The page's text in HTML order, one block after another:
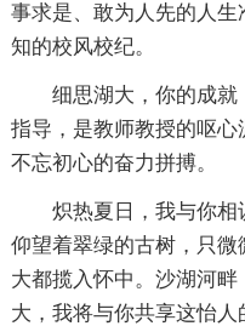
事求是、敢为人先的人
知的校风校纪。
细思湖大，你的成
指导，是教师教授的呕
不忘初心的奋力拼搏。
炽热夏日，我与你相
仰望着翠绿的古树，只
大都揽入怀中。沙湖河
大，我将与你共享这怡人